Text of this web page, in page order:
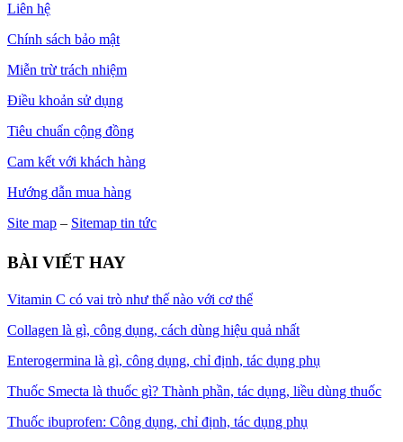
Liên hệ
Chính sách bảo mật
Miễn trừ trách nhiệm
Điều khoản sử dụng
Tiêu chuẩn cộng đồng
Cam kết với khách hàng
Hướng dẫn mua hàng
Site map – Sitemap tin tức
BÀI VIẾT HAY
Vitamin C có vai trò như thế nào với cơ thể
Collagen là gì, công dụng, cách dùng hiệu quả nhất
Enterogermina là gì, công dụng, chỉ định, tác dụng phụ
Thuốc Smecta là thuốc gì? Thành phần, tác dụng, liều dùng thuốc
Thuốc ibuprofen: Công dụng, chỉ định, tác dụng phụ